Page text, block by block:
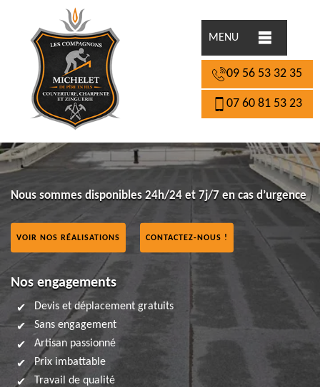
MENU
09 56 53 32 35
07 60 81 53 23
Nous sommes disponibles 24h/24 et 7j/7 en cas d’urgence
VOIR NOS RÉALISATIONS CONTACTEZ-NOUS !
Nos engagements
Devis et déplacement gratuits
Sans engagement
Artisan passionné
Prix imbattable
Travail de qualité